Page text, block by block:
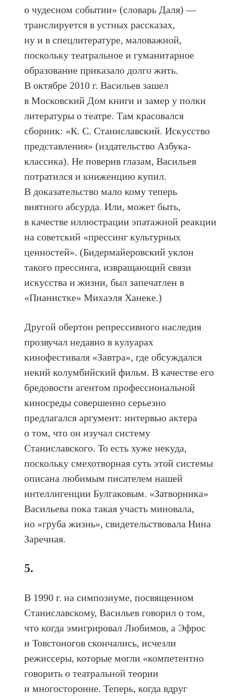
о чудесном событии» (словарь Даля) —
транслируется в устных рассказах,
ну и в спецлитературе, маловажной,
поскольку театральное и гуманитарное
образование приказало долго жить.
В октябре 2010 г. Васильев зашел
в Московский Дом книги и замер у полки
литературы о театре. Там красовался
сборник: «К. С. Станиславский. Искусство
представления» (издательство Азбука-
классика). Не поверив глазам, Васильев
потратился и книженцию купил.
В доказательство мало кому теперь
внятного абсурда. Или, может быть,
в качестве иллюстрации эпатажной реакции
на советский «прессинг культурных
ценностей». (Бидермайеровский уклон
такого прессинга, извращающий связи
искусства и жизни, был запечатлен в
«Пианистке» Михаэля Ханеке.)
Другой обертон репрессивного наследия
прозвучал недавно в кулуарах
кинофестиваля «Завтра», где обсуждался
некий колумбийский фильм. В качестве его
бредовости агентом профессиональной
киносреды совершенно серьезно
предлагался аргумент: интервью актера
о том, что он изучал систему
Станиславского. То есть хуже некуда,
поскольку смехотворная суть этой системы
описана любимым писателем нашей
интеллигенции Булгаковым. «Затворника»
Васильева пока такая участь миновала,
но «груба жизнь», свидетельствовала Нина
Заречная.
5.
В 1990 г. на симпозиуме, посвященном
Станиславскому, Васильев говорил о том,
что когда эмигрировал Любимов, а Эфрос
и Товстоногов скончались, исчезли
режиссеры, которые могли «компетентно
говорить о театральной теории
и многосторонне. Теперь, когда вдруг